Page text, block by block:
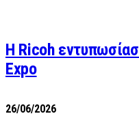
Η Ricoh
Expo
26/06/2026